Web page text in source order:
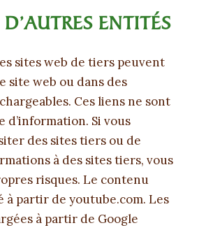
ENTITÉS
sites web de tiers peuvent
site web ou dans des
Ces liens ne sont
d’information. Si vous
des sites tiers ou de
à des sites tiers, vous
risques. Le contenu
à partir de youtube.com. Les
à partir de Google